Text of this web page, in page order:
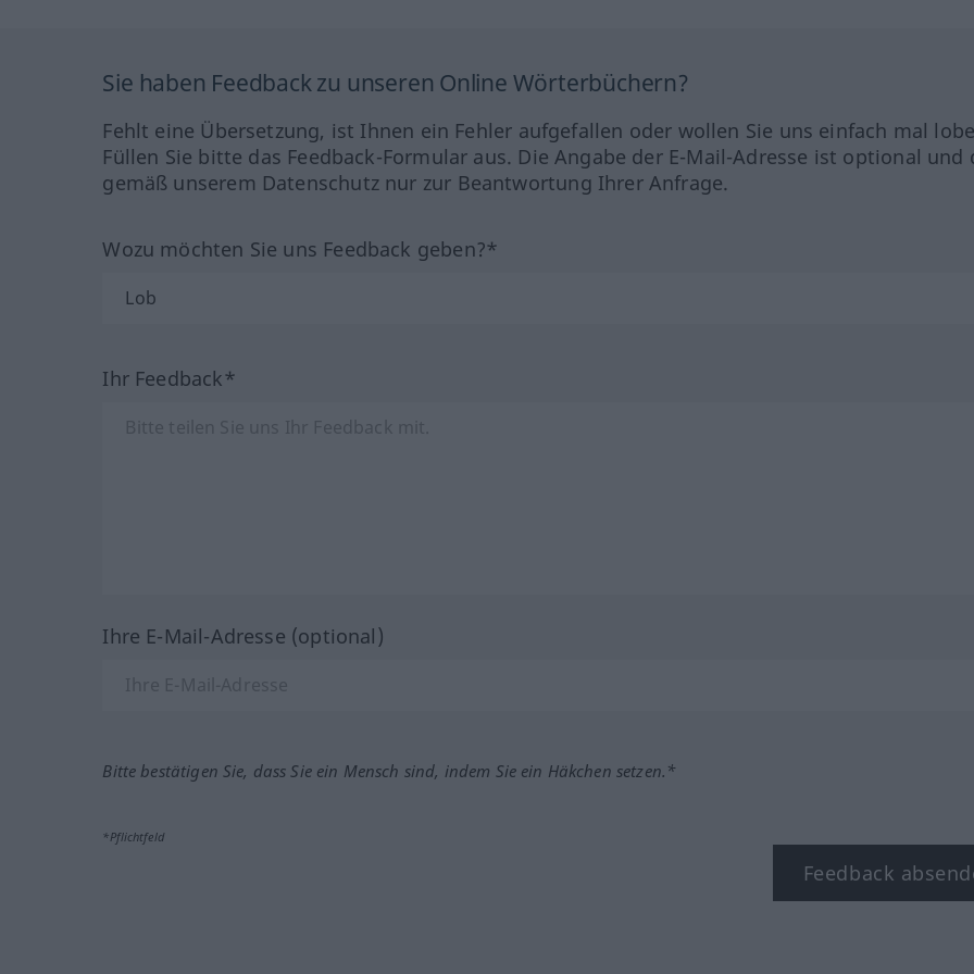
Sie haben Feedback zu unseren Online Wörterbüchern?
Fehlt eine Übersetzung, ist Ihnen ein Fehler aufgefallen oder wollen Sie uns einfach mal
Füllen Sie bitte das Feedback-Formular aus. Die Angabe der E-Mail-Adresse ist optional und
gemäß unserem Datenschutz nur zur Beantwortung Ihrer Anfrage.
Wozu möchten Sie uns Feedback geben?*
Ihr Feedback*
Ihre E-Mail-Adresse (optional)
Bitte bestätigen Sie, dass Sie ein Mensch sind, indem Sie ein Häkchen setzen.*
*Pflichtfeld
Feedback